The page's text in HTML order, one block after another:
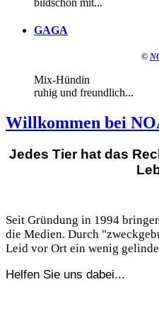
GAGA
©
Mix-Hündin
ruhig und freundlich...
Willkommen bei
Jedes Tier hat das
Seit Gründung in 1994
die Medien. Durch
Leid vor Ort ein wenig
Helfen Sie uns dabei...